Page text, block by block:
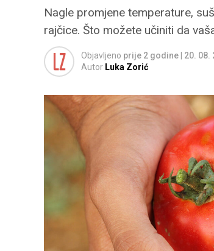
Nagle promjene temperature,
rajčice. Što možete učiniti da
Objavljeno prije 2 godine
20. 08.
Autor Luka Zorić